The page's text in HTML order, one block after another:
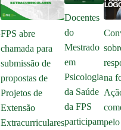
FPS abre
chamada para
submissão de
propostas de
Projetos de
Extensão
Extracurriculares
Docentes
do
Mestrado
em
Psicologia
da Saúde
da FPS
participam
na